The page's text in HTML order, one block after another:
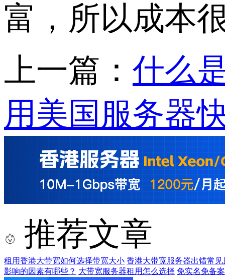
富，所以成本
上一篇： 什么
用美国服务器
推荐文章
租用香港大带宽如何选择带宽大小 香港大带宽服务器出错常
影响的因素有哪些？ 大带宽服务器租用怎么选择 免实名免备